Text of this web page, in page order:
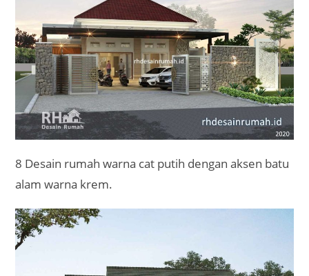
8 Desain rumah warna cat putih dengan aksen batu
alam warna krem.